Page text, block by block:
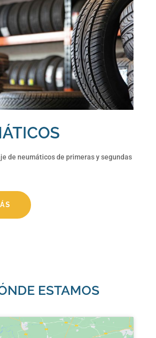
de neumáticos de primeras y segundas
ESTAMOS